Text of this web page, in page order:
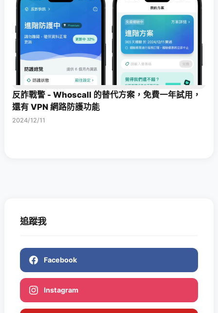
反詐戰警 - Whoscall 的替代方案，免費一年試用，
還有 VPN 網路防護功能
2024/12/11
追蹤我
Facebook
Instagram